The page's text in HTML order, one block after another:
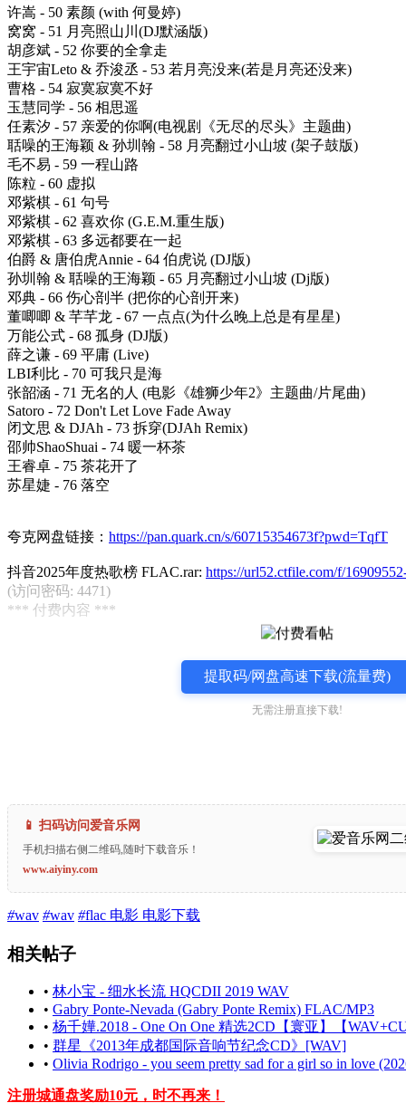
许嵩 - 50 素颜 (with 何曼婷)
窝窝 - 51 月亮照山川(DJ默涵版)
胡彦斌 - 52 你要的全拿走
王宇宙Leto & 乔浚丞 - 53 若月亮没来(若是月亮还没来)
曹格 - 54 寂寞寂寞不好
玉慧同学 - 56 相思遥
任素汐 - 57 亲爱的你啊(电视剧《无尽的尽头》主题曲)
聒噪的王海颖 & 孙圳翰 - 58 月亮翻过小山坡 (架子鼓版)
毛不易 - 59 一程山路
陈粒 - 60 虚拟
邓紫棋 - 61 句号
邓紫棋 - 62 喜欢你 (G.E.M.重生版)
邓紫棋 - 63 多远都要在一起
伯爵 & 唐伯虎Annie - 64 伯虎说 (DJ版)
孙圳翰 & 聒噪的王海颖 - 65 月亮翻过小山坡 (Dj版)
邓典 - 66 伤心剖半 (把你的心剖开来)
董唧唧 & 芊芊龙 - 67 一点点(为什么晚上总是有星星)
万能公式 - 68 孤身 (DJ版)
薛之谦 - 69 平庸 (Live)
LBI利比 - 70 可我只是海
张韶涵 - 71 无名的人 (电影《雄狮少年2》主题曲/片尾曲)
Satoro - 72 Don't Let Love Fade Away
闭文思 & DJAh - 73 拆穿(DJAh Remix)
邵帅ShaoShuai - 74 暖一杯茶
王睿卓 - 75 茶花开了
苏星婕 - 76 落空
夸克网盘链接： https://pan.quark.cn/s/60715354673f?pwd=TqfT
抖音2025年度热歌榜 FLAC.rar: https://url52.ctfile.com/f/
(访问密码: 4471)
*** 付费内容 ***
提取码/网盘高速下载(流量费)
无需注册直接下载!
📱 扫码访问爱音乐网
手机扫描右侧二维码,随时下载音乐！
www.aiyiny.com
#wav #wav #flac 电影 电影下载
相关帖子
• 林小宝 - 细水长流 HQCDII 2019 WAV
• Gabry Ponte-Nevada (Gabry Ponte Remix) FLAC/MP3
• 杨千嬅.2018 - One On One 精选2CD【寰亚】【
• 群星《2013年成都国际音响节纪念CD》[WAV]
• Olivia Rodrigo - you seem pretty sad for a girl so in love
注册城通盘奖励10元，时不再来！